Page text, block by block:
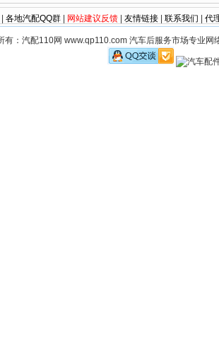
各地汽配QQ群 网站建议反馈 友情链接 联系我们 代
有：汽配110网 www.qp110.com 汽车后服务市场专业